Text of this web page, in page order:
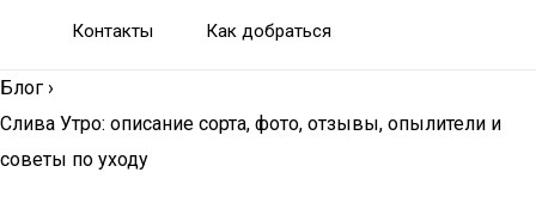
Контакты Как добраться
Блог ›
Слива Утро: описание сорта, фото, отзывы, опылители и
советы по уходу